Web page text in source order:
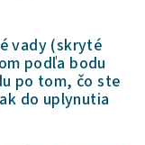
vady (skryté
podľa bodu
po tom, čo ste
do uplynutia